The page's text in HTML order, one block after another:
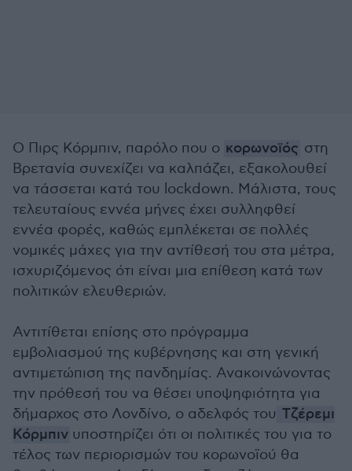
Ο Πιρς Κόρμπιν, παρόλο που ο κορωνοϊός στη
Βρετανία συνεχίζει να καλπάζει, εξακολουθεί
να τάσσεται κατά του lockdown. Μάλιστα, τους
τελευταίους εννέα μήνες έχει συλληφθεί
εννέα φορές, καθώς εμπλέκεται σε πολλές
νομικές μάχες για την αντίθεσή του στα μέτρα,
ισχυριζόμενος ότι είναι μια επίθεση κατά των
πολιτικών ελευθεριών.
Αντιτίθεται επίσης στο πρόγραμμα
εμβολιασμού της κυβέρνησης και στη γενική
αντιμετώπιση της πανδημίας. Ανακοινώνοντας
την πρόθεσή του να θέσει υποψηφιότητα για
δήμαρχος στο Λονδίνο, ο αδελφός του Τζέρεμι
Κόρμπιν υποστηρίζει ότι οι πολιτικές του για το
τέλος των περιορισμών του κορωνοϊού θα